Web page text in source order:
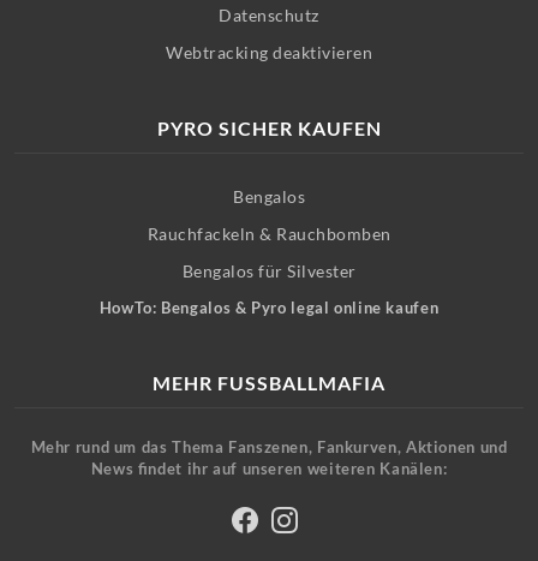
Datenschutz
Webtracking deaktivieren
PYRO SICHER KAUFEN
Bengalos
Rauchfackeln & Rauchbomben
Bengalos für Silvester
HowTo: Bengalos & Pyro legal online kaufen
MEHR FUSSBALLMAFIA
Mehr rund um das Thema Fanszenen, Fankurven, Aktionen und
News findet ihr auf unseren weiteren Kanälen: